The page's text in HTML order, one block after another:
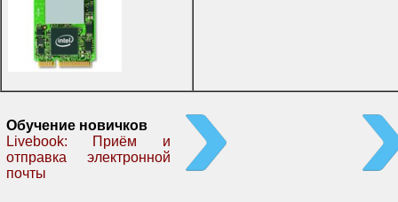
Обучение новичков
Livebook: Приём и
отправка электронной
почты